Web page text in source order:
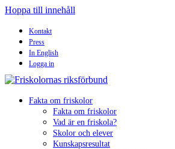
Hoppa till innehåll
Kontakt
Press
In English
Logga in
Fakta om friskolor
Fakta om friskolor
Vad är en friskola?
Skolor och elever
Kunskapsresultat